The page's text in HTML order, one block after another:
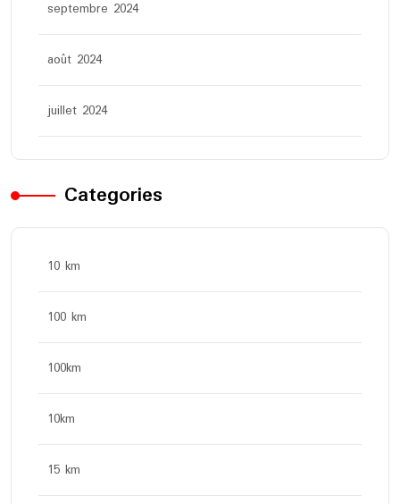
septembre 2024
août 2024
juillet 2024
Categories
10 km
100 km
100km
10km
15 km